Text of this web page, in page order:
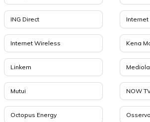
ING Direct Internet
Internet Wireless Kena
Linkem
Mutui NOW
Octopus Energy